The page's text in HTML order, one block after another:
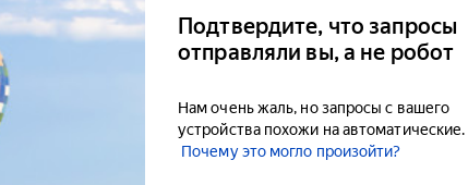
Подтвердите, что запросы
отправляли вы, а не робот
Нам очень жаль, но запросы с вашего
устройства похожи на автоматические.
Почему это могло произойти?